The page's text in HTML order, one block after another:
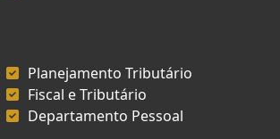
Planejamento Tributário
Fiscal e Tributário
Departamento Pessoal